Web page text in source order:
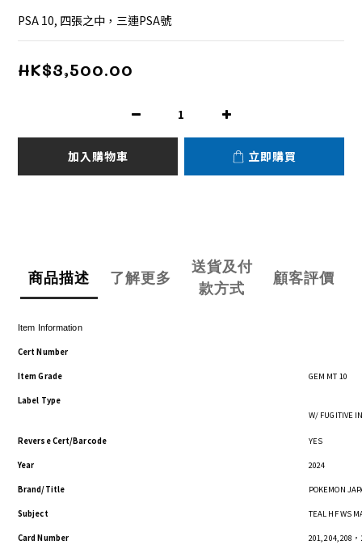
PSA 10, 四張之中，三連PSA號
HK$3,500.00
加入購物車 立即購買
商品描述 了解更多
送貨及付
款方式
顧客評價
Item Information
Cert Number
Item Grade GEM MT 10
Label Type
W/ FUGITIVE
Reverse Cert/Barcode YES
Year 2024
Brand/Title POKEMON
Subject TEAL HF WS
Card Number 201, 204, 208，